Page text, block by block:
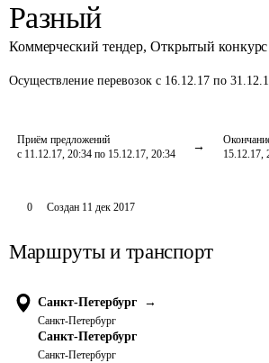
Разный
Коммерческий тендер, Открытый конкурс
Осуществление перевозок с 16.12.17 по
Приём предложений
с 11.12.17, 20:34 по 15.12.17, 20:34
15.12.17,
0 Создан 11 дек 2017
Маршруты и транспорт
Санкт-Петербург →
Санкт-Петербург
Санкт-Петербург
Санкт-Петербург